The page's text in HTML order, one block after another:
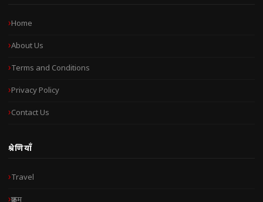
Home
About Us
Terms and Conditions
Privacy Policy
Contact Us
श्रेणियाँ
Travel
क्राइम